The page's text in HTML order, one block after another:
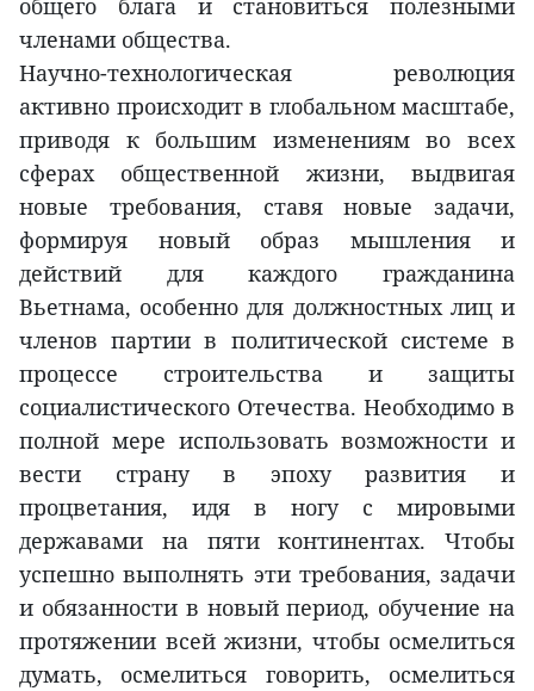
общего блага и становиться полезными
членами общества.
Научно-технологическая революция
активно происходит в глобальном масштабе,
приводя к большим изменениям во всех
сферах общественной жизни, выдвигая
новые требования, ставя новые задачи,
формируя новый образ мышления и
действий для каждого гражданина
Вьетнама, особенно для должностных лиц и
членов партии в политической системе в
процессе строительства и защиты
социалистического Отечества. Необходимо в
полной мере использовать возможности и
вести страну в эпоху развития и
процветания, идя в ногу с мировыми
державами на пяти континентах. Чтобы
успешно выполнять эти требования, задачи
и обязанности в новый период, обучение на
протяжении всей жизни, чтобы осмелиться
думать, осмелиться говорить, осмелиться